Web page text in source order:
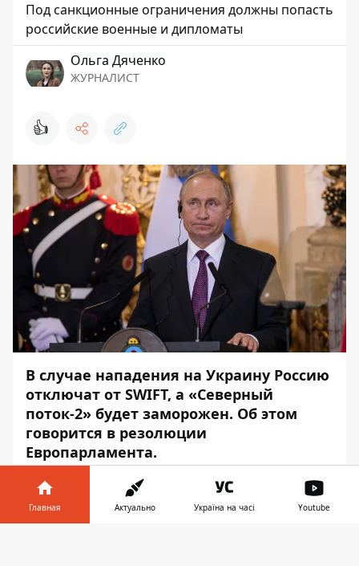
Под санкционные ограничения должны попасть
российские военные и дипломаты
Ольга Дяченко
ЖУРНАЛИСТ
👍
В случае нападения на Украину Россию
отключат от SWIFT, а «Северный
поток-2» будет заморожен. Об этом
говорится в резолюции
Европарламента.
Об этом сообщает
Информатор
ссылкой на
DW.
Главная Актуально Україна на часі Youtube